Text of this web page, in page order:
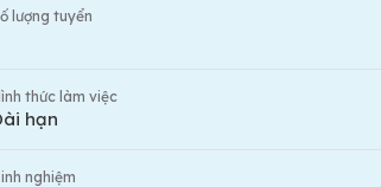
lượng tuyển
thức làm việc
hạn
nghiệm